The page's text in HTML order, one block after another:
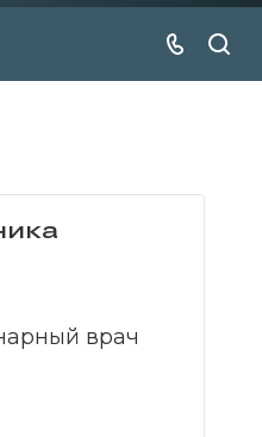
врач